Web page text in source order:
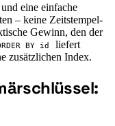
und eine einfache
– keine Zeitstempel-
Gewinn, den der
BY id
liefert
zusätzlichen Index.